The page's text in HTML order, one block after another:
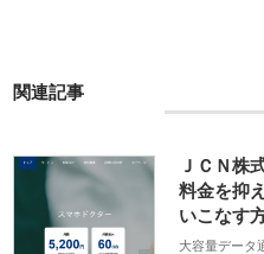
関連記事
ＪＣＮ株
料金を抑
いこなす
大容量データ